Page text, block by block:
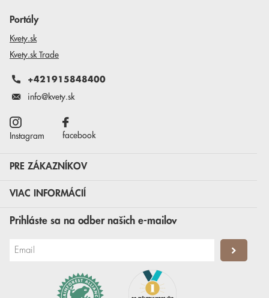
Portály
Kvety.sk
Kvety.sk Trade
+421915848400
info@kvety.sk
Instagram facebook
PRE ZÁKAZNÍKOV
VIAC INFORMÁCIÍ
Prihláste sa na odber našich e-mailov